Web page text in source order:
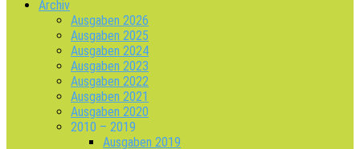
Archiv
Ausgaben 2026
Ausgaben 2025
Ausgaben 2024
Ausgaben 2023
Ausgaben 2022
Ausgaben 2021
Ausgaben 2020
2010 – 2019
Ausgaben 2019